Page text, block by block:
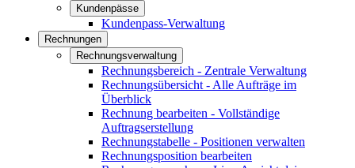
Kundenpässe
Kundenpass-Verwaltung
Rechnungen
Rechnungsverwaltung
Rechnungsbereich - Zentrale Verwaltung
Rechnungsübersicht - Alle Aufträge im
Überblick
Rechnung bearbeiten - Vollständige
Auftragserstellung
Rechnungstabelle - Positionen verwalten
Rechnungsposition bearbeiten